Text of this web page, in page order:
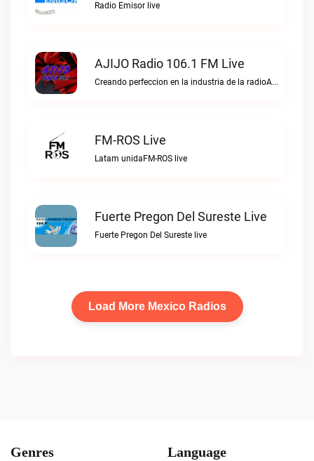
Radio Emisor live
AJIJO Radio 106.1 FM Live
Creando perfeccion en la industria de la radioAJIJO Radio 106.1 FM live
FM-ROS Live
Latam unidaFM-ROS live
Fuerte Pregon Del Sureste Live
Fuerte Pregon Del Sureste live
Load More Mexico Radios
Genres Language